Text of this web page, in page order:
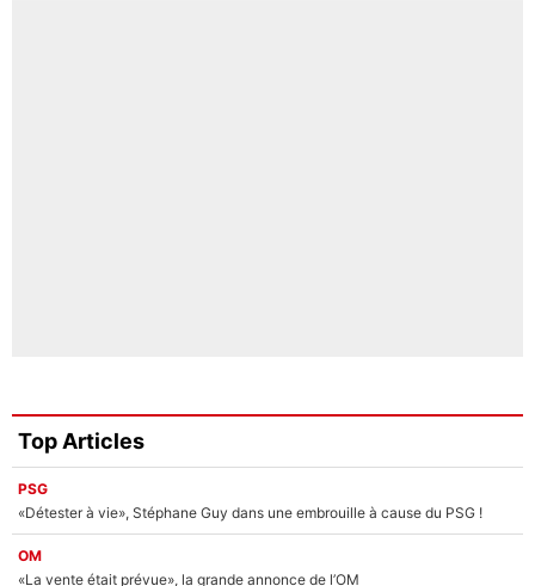
Top Articles
PSG
«Détester à vie», Stéphane Guy dans une embrouille à cause du PSG !
OM
«La vente était prévue», la grande annonce de l’OM